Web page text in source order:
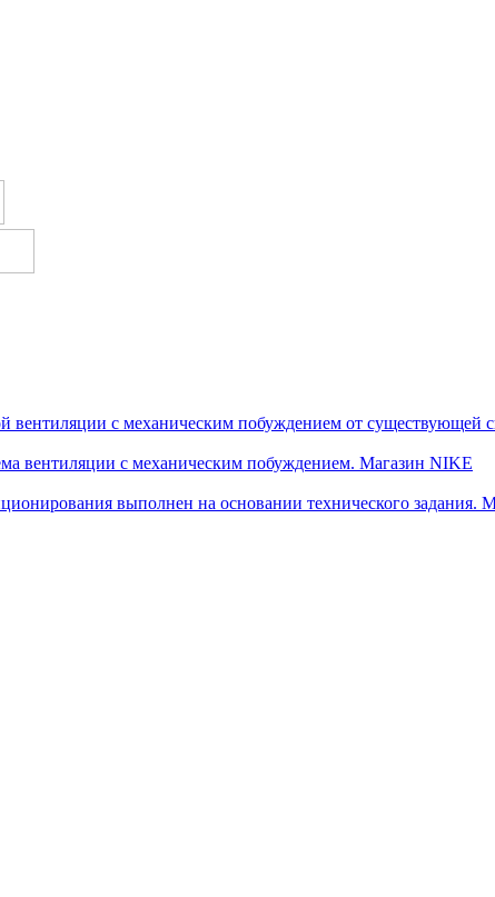
вентиляции с механическим побуждением от
вентиляции с механическим побуждением. Магазин NIKE
выполнен на основании технического задания.